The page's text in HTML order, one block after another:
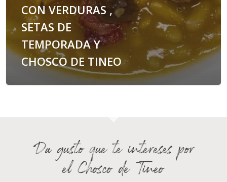
CON VERDURAS ,
SETAS DE
TEMPORADA Y
CHOSCO DE TINEO
Da gusto que te intereses por
el Chosco de Tineo